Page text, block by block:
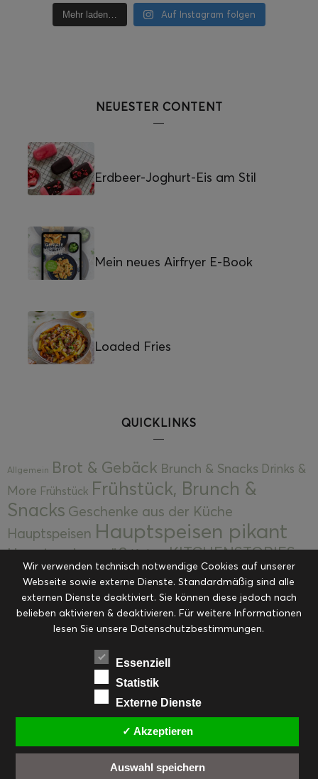
Mehr laden… Auf Instagram folgen
NEUESTER CONTENT
Erdbeer-Joghurt-Eis am Stil
Mein neues Airfryer E-Book
Loaded Fries
QUICKLINKS
Allgemein Brot & Gebäck Brunch & Snacks Drinks &
More Frühstück Frühstück, Brunch &
Snacks Geschenke aus der Küche
Hauptspeisen Hauptspeisen pikant
Hauptspeisen süßKekseKITCHENSTORIES
Kuchen, Torten & Desserts Kuchen und
Desserts Kulinarik Kulinarische Mitbringsel &
Eingemachtes Ohne Kategorie Ostern Resteküche
RezepteSaisonalSliderStartseite
Suppen, Salate & Vorspeisen
Vorspeisen, Salate & Suppen
Weihnachten Workshops & Events
Wir verwenden technisch notwendige Cookies auf unserer
Webseite sowie externe Dienste. Standardmäßig sind alle
externen Dienste deaktiviert. Sie können diese jedoch nach
belieben aktivieren & deaktivieren. Für weitere Informationen
lesen Sie unsere Datenschutzbestimmungen.
Essenziell
Statistik
Externe Dienste
✓ Akzeptieren
Auswahl speichern